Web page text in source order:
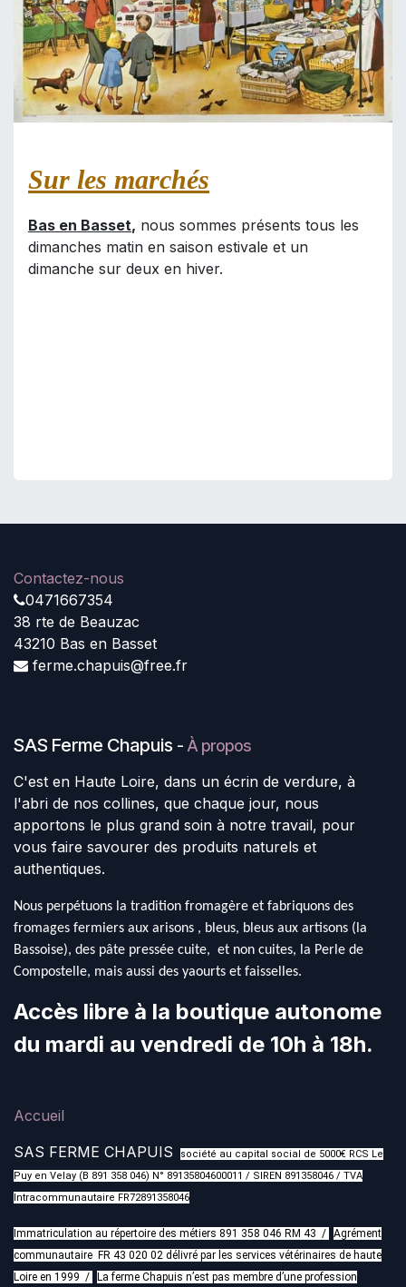
Sur les marchés
Bas en Basset, nous sommes présents tous les
dimanches matin en saison estivale et un
dimanche sur deux en hiver.
Contactez-nous
0471667354
38 rte de Beauzac
43210 Bas en Basset
ferme.chapuis@free.fr
SAS Ferme Chapuis - À propos
C'est en Haute Loire, dans un écrin de verdure, à
l'abri de nos collines, que chaque jour, nous
apportons le plus grand soin à notre travail, pour
vous faire savourer des produits naturels et
authentiques.
Nous perpétuons la tradition fromagère et fabriquons des
fromages fermiers aux arisons , bleus, bleus aux artisons (la
Bassoise), des pâte pressée cuite, et non cuites, la Perle de
Compostelle, mais aussi des yaourts et faisselles.
Accès libre à la boutique autonome
du mardi au vendredi de 10h à 18h.
Accueil
SAS FERME CHAPUIS
société au capital social de 5000€ RCS Le
Puy en Velay (B 891 358 046) N° 89135804600011 / SIREN 891358046 / TVA
Intracommunautaire FR72891358046
Immatriculation au répertoire des métiers 891 358 046 RM 43 / Agrément
communautaire FR 43 020 02 délivré par les services vétérinaires de haute
Loire en 1999 / La ferme Chapuis n’est pas membre d’une profession